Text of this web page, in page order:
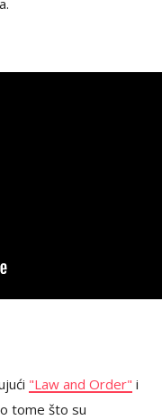
"Law and Order" i
tome što su